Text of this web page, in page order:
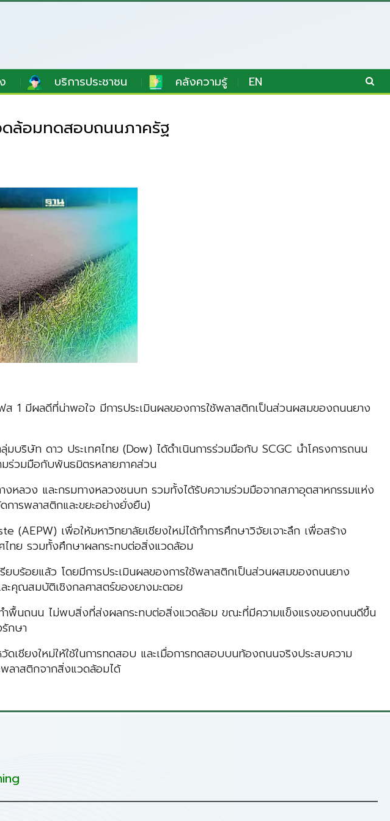
บริการประชาชน คลังความรู้ EN
ดล้อมทดสอบถนนภาครัฐ
1 มีผลดีที่น่าพอใจ มีการประเมินผลของการใช้พลาสติกเป็นส่วนผสมของถนนยาง
ริษัท ดาว ประเทศไทย (Dow) ได้ดำเนินการร่วมมือกับ SCGC นำโครงการถนน
มร่วมมือกับพันธมิตรหลายภาคส่วน
หลวง และกรมทางหลวงชนบท รวมทั้งได้รับความร่วมมือจากสภาอุตสาหกรรมแห่ง
การพลาสติกและขยะอย่างยั่งยืน)
เพื่อให้มหาวิทยาลัยเชียงใหม่ได้ทำการศึกษาวิจัยเจาะลึก เพื่อสร้าง
ศไทย รวมทั้งศึกษาผลกระทบต่อสิ่งแวดล้อม
บร้อยแล้ว โดยมีการประเมินผลของการใช้พลาสติกเป็นส่วนผสมของถนนยาง
ะคุณสมบัติเชิงกลศาสตร์ของยางมะตอย
ำพื้นถนน ไม่พบสิ่งที่ส่งผลกระทบต่อสิ่งแวดล้อม ขณะที่มีความแข็งแรงของถนนดีขึ้น
กษา
เชียงใหม่ให้ใช้ในการทดสอบ และเมื่อการทดสอบบนท้องถนนจริงประสบความ
พลาสติกจากสิ่งแวดล้อมได้